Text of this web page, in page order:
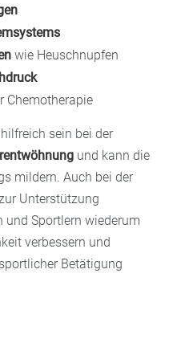
wie Heuschnupfen
Chemotherapie
sein bei der
und kann die
mildern. Auch bei der
Unterstützung
und Sportlern wiederum
verbessern und
Betätigung